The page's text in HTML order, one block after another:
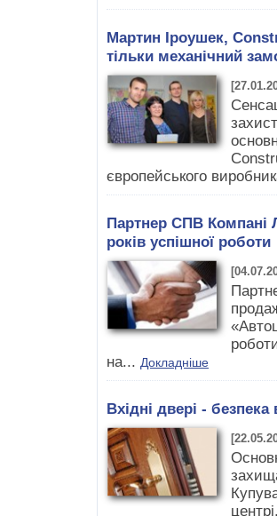
Мартин Іроушек,
тільки механічний
європейського
Партнер СПВ Компані
років успішної роботи
на... Докладніше
Вхідні двері -